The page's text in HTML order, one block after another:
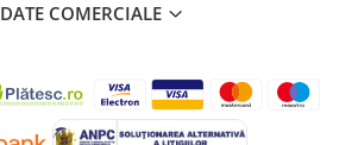
DATE COMERCIALE